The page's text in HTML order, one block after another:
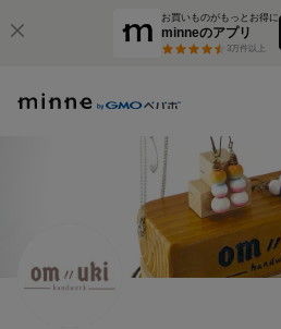
お買いものがもっとお得に
minneのアプリ
3万件以上